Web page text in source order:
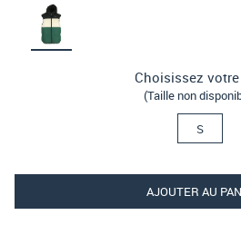
Choisissez
(Taille non
S
AJOUTER AU